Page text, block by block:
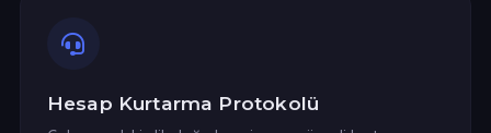
Hesap Kurtarma Protokolü